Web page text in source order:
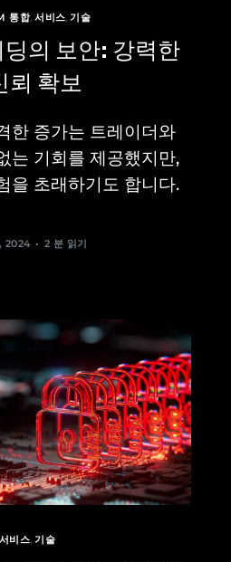
통합,서비스,기술
의 보안: 강력한
뢰 확보
한 증가는 트레이더와
는 기회를 제공했지만,
을 초래하기도 합니다.
2024 2 분 읽기
서비스,기술